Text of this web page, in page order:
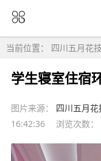
当前位置： 四川五月花
学生寝室住宿
图片来源： 四川五月
16:42:36
浏览次数：